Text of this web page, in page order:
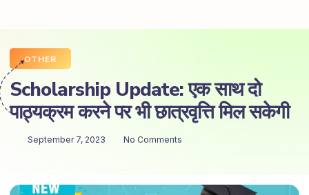
OTHER
Scholarship Update: एक साथ दो
पाठ्यक्रम करने पर भी छात्रवृत्ति मिल सकेगी
September 7, 2023 No Comments